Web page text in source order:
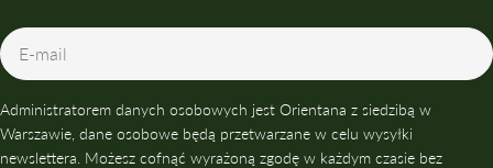
E-
mail
Administratorem danych osobowych jest Orientana z siedzibą w
Warszawie, dane osobowe będą przetwarzane w celu wysyłki
newslettera. Możesz cofnąć wyrażoną zgodę w każdym czasie bez